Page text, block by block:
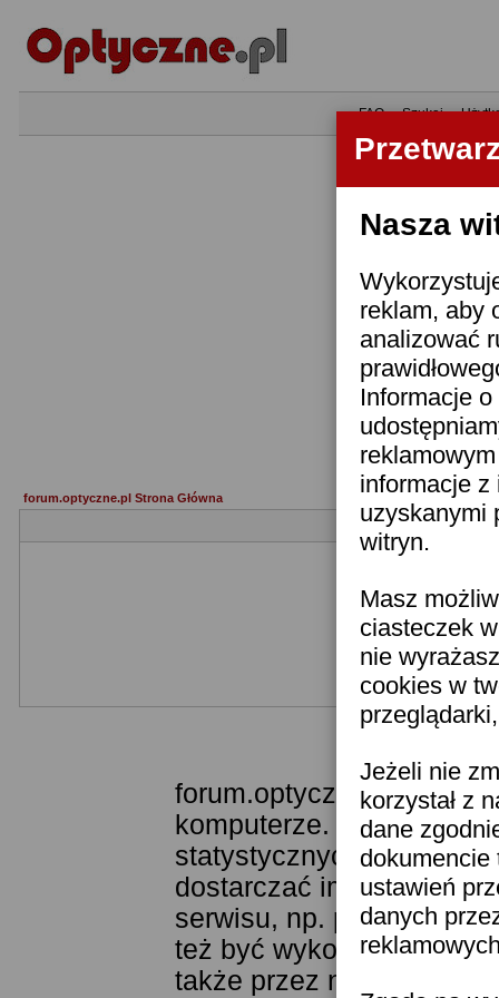
Nasza
reklam, aby
analizować
Informacje
informacje z
uzyskanymi
witryn.
Masz
ciasteczek
nie
cookies w
Jeżeli nie
korzystał z
dane
dokumencie
ustawień
danych
•FAQ•Szukaj•
forum.optyczne.pl Strona Główna
forum.optyczne.pl
komputerze.
statystycznych. Pozwala
dostarczać im
serwisu, np. poprzez
też być wykorzystywane
także przez narzędzie